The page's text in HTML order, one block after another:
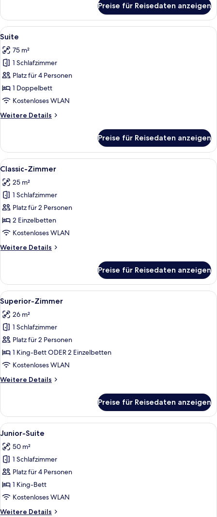
Zimmer
Preise für Reisedaten anzeigen
Alle
Fotos
für
Suite
anzeigen
Ein Hotelzimmer mit einem großen
29
Suite
75 m²
1 Schlafzimmer
Platz für 4 Personen
1 Doppelbett
Kostenloses WLAN
Weitere Details
Weitere
Preise für Reisedaten anzeigen
Alle
Fotos
für
Classic-
Zimmer
anzeigen
Ein Hotelzimmer mit zwei Betten,
15
Classic-Zimmer
25 m²
1 Schlafzimmer
Platz für 2 Personen
2 Einzelbetten
Kostenloses WLAN
Weitere Details
Weitere
Zimmer
Preise für Reisedaten anzeigen
Alle
Fotos
für
Superior-
Zimmer
anzeigen
Ein Hotelzimmer mit einem großen
12
Superior-Zimmer
26 m²
1 Schlafzimmer
Platz für 2 Personen
1 King-Bett ODER 2 Einzelbetten
Kostenloses WLAN
Weitere Details
Weitere
Zimmer
Preise für Reisedaten anzeigen
Alle
Fotos
für
Junior-
Suite
anzeigen
Ein Hotelzimmer mit einem großen
10
Junior-Suite
50 m²
1 Schlafzimmer
Platz für 4 Personen
1 King-Bett
Kostenloses WLAN
Weitere Details
Weitere